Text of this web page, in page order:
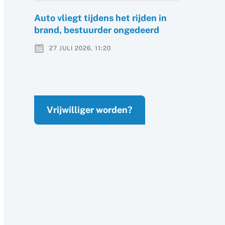
Auto vliegt tijdens het rijden in
brand, bestuurder ongedeerd
27 JULI 2026, 11:20
Vrijwilliger worden?